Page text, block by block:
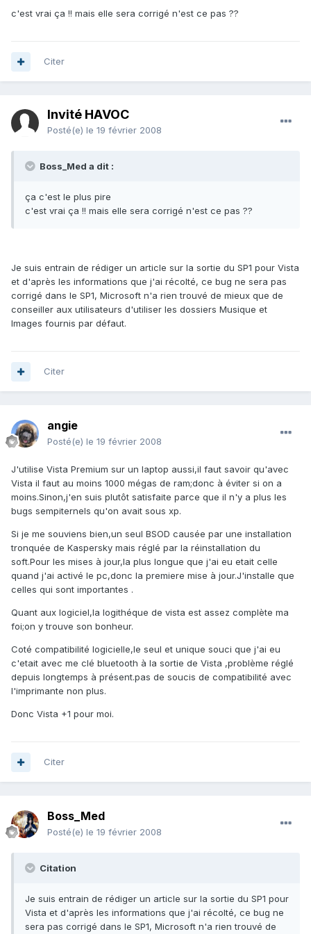
c'est vrai ça !! mais elle sera corrigé n'est ce pas ??
Citer
Invité HAVOC
Posté(e) le 19 février 2008
Boss_Med a dit :
ça c'est le plus pire
c'est vrai ça !! mais elle sera corrigé n'est ce pas ??
Je suis entrain de rédiger un article sur la sortie du SP1 pour Vista
et d'après les informations que j'ai récolté, ce bug ne sera pas
corrigé dans le SP1, Microsoft n'a rien trouvé de mieux que de
conseiller aux utilisateurs d'utiliser les dossiers Musique et
Images fournis par défaut.
Citer
angie
Posté(e) le 19 février 2008
J'utilise Vista Premium sur un laptop aussi,il faut savoir qu'avec
Vista il faut au moins 1000 mégas de ram;donc à éviter si on a
moins.Sinon,j'en suis plutôt satisfaite parce que il n'y a plus les
bugs sempiternels qu'on avait sous xp.
Si je me souviens bien,un seul BSOD causée par une installation
tronquée de Kaspersky mais réglé par la réinstallation du
soft.Pour les mises à jour,la plus longue que j'ai eu etait celle
quand j'ai activé le pc,donc la premiere mise à jour.J'installe que
celles qui sont importantes .
Quant aux logiciel,la logithéque de vista est assez complète ma
foi;on y trouve son bonheur.
Coté compatibilité logicielle,le seul et unique souci que j'ai eu
c'etait avec me clé bluetooth à la sortie de Vista ,problème réglé
depuis longtemps à présent.pas de soucis de compatibilité avec
l'imprimante non plus.
Donc Vista +1 pour moi.
Citer
Boss_Med
Posté(e) le 19 février 2008
Citation
Je suis entrain de rédiger un article sur la sortie du SP1 pour
Vista et d'après les informations que j'ai récolté, ce bug ne
sera pas corrigé dans le SP1, Microsoft n'a rien trouvé de